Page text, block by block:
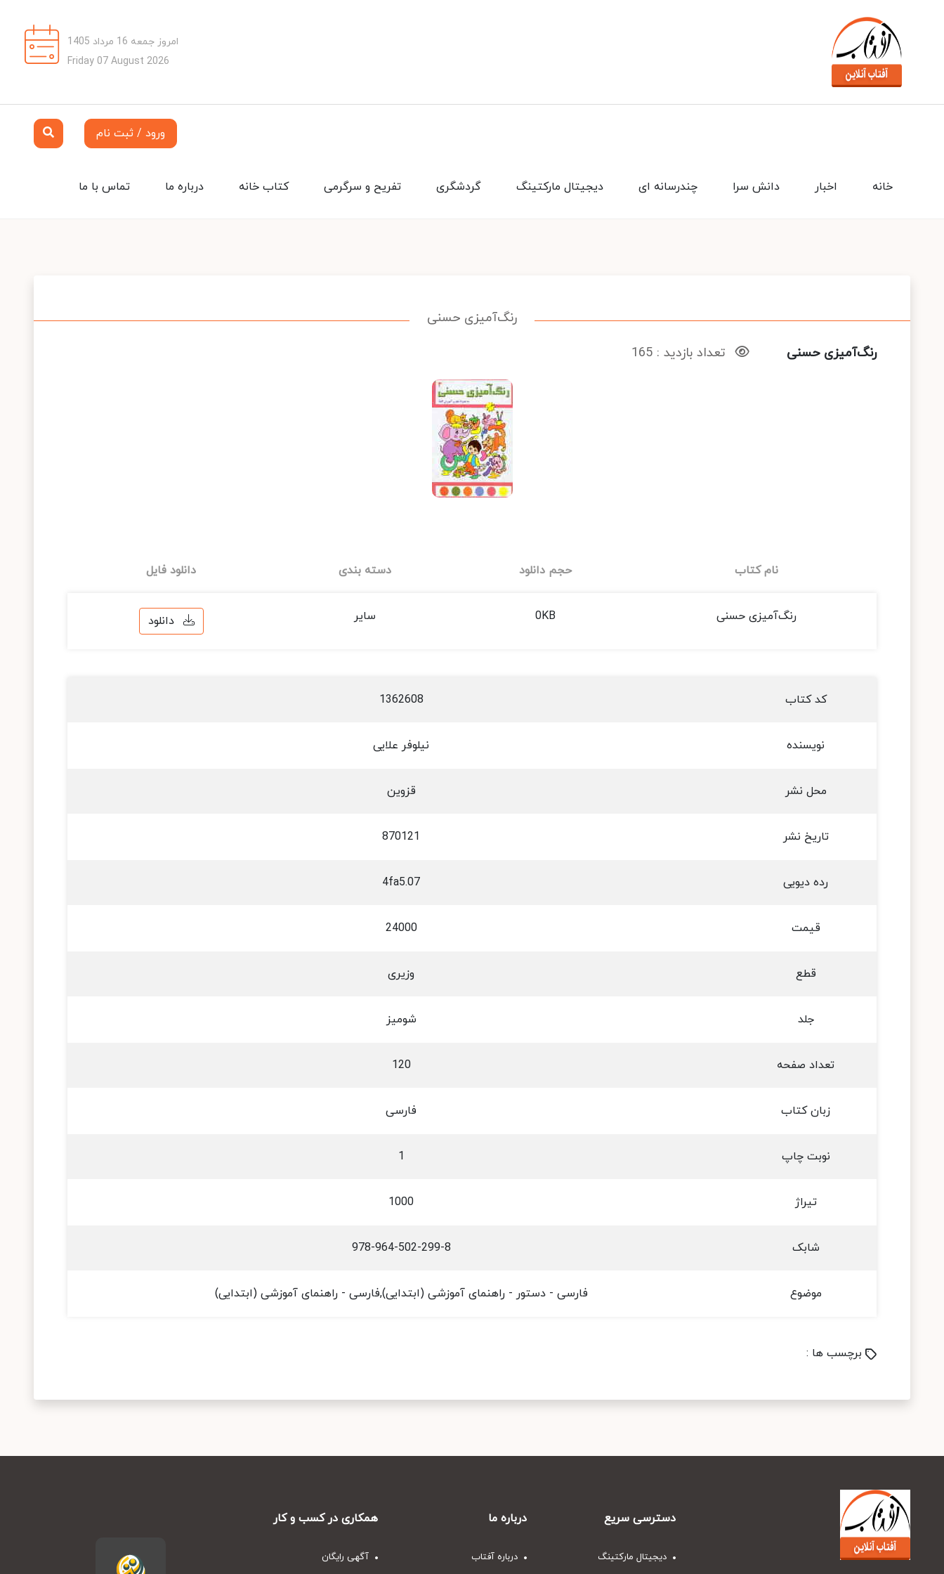
امروز جمعه 16 مرداد 1405
Friday 07 August 2026
ورود / ثبت نام
تماس با ما درباره ما کتاب خانه تفریح و سرگرمی گردشگری دیجیتال مارکتینگ چندرسانه ای دانش سرا اخبار خانه
رنگ‌آمیزی حسنی
رنگ‌آمیزی حسنی
تعداد بازدید : 165
نام کتاب حجم دانلود دسته بندی دانلود فایل
رنگ‌آمیزی حسنی 0KB سایر دانلود
کد کتاب 1362608
نویسنده نیلوفر علایی
محل نشر قزوین
تاریخ نشر 870121
رده دیویی 4fa5.07
قیمت 24000
قطع وزیری
جلد شومیز
تعداد صفحه 120
زبان کتاب فارسی
نوبت چاپ 1
تیراژ 1000
شابک 978-964-502-299-8
موضوع فارسی - دستور - راهنمای آموزشی (ابتدایی),فارسی - راهنمای آموزشی (ابتدایی)
برچسب ها :
دسترسی سریع
دیجیتال مارکتینگ
درباره ما
درباره آفتاب
همکاری در کسب و کار
آگهی رایگان